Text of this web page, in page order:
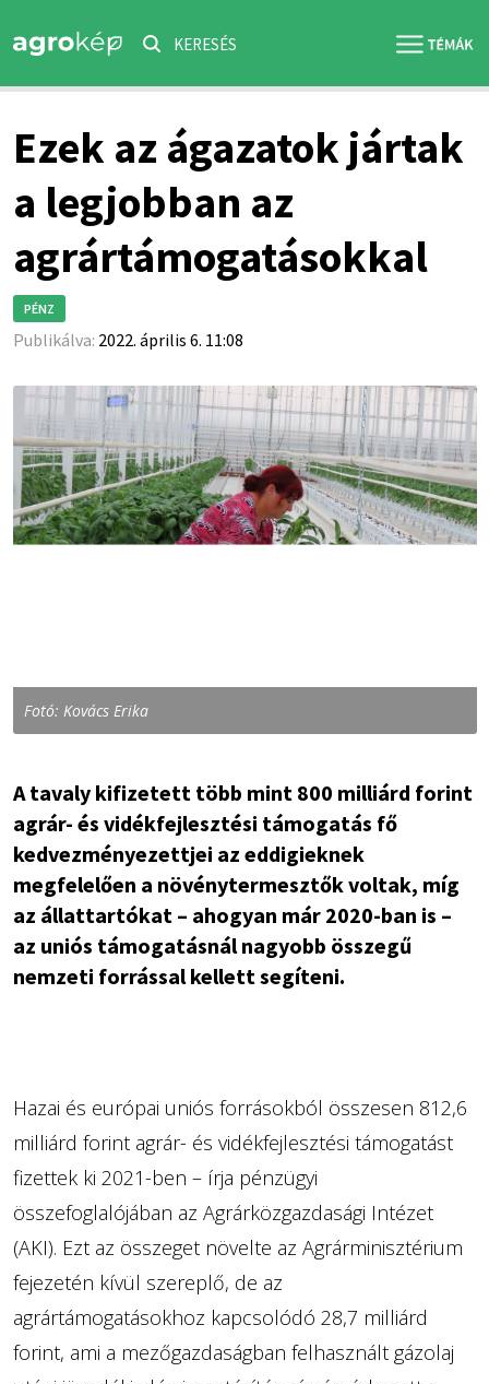
KERESÉS
Ezek az ágazatok jártak
a legjobban az
agrártámogatásokkal
PÉNZ
Publikálva: 2022. április 6. 11:08
Fotó: Kovács Erika
A tavaly kifizetett több mint 800 milliárd forint
agrár- és vidékfejlesztési támogatás fő
kedvezményezettjei az eddigieknek
megfelelően a növénytermesztők voltak, míg
az állattartókat – ahogyan már 2020-ban is –
az uniós támogatásnál nagyobb összegű
nemzeti forrással kellett segíteni.
Hazai és európai uniós forrásokból összesen 812,6
milliárd forint agrár- és vidékfejlesztési támogatást
fizettek ki 2021-ben – írja pénzügyi
összefoglalójában az Agrárközgazdasági Intézet
(AKI). Ezt az összeget növelte az Agrárminisztérium
fejezetén kívül szereplő, de az
agrártámogatásokhoz kapcsolódó 28,7 milliárd
forint, ami a mezőgazdaságban felhasznált gázolaj